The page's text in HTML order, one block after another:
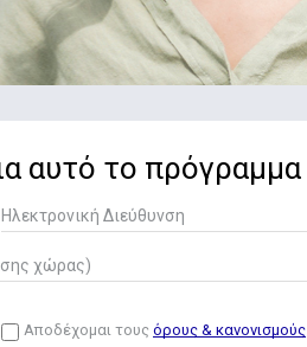
αυτό το πρόγραμμα
Αποδέχομαι τους όρους & κανονισμούς